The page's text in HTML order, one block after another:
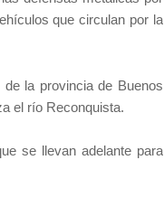
que circulan por la
la provincia de Buenos
el río Reconquista.
se llevan adelante para